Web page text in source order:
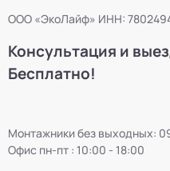
ООО «ЭкоЛайф» ИНН:
Консультация и
Бесплатно!
Монтажники без выходных:
Офис пн-пт : 10:00 - 18:00